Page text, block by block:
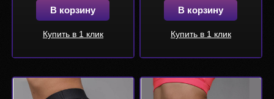
В корзину
Купить в 1 клик
В корзину
Купить в 1 клик